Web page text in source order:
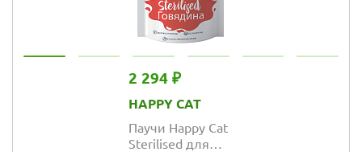
2 294 ₽
HAPPY CAT
Паучи Happy Cat
Sterilised для